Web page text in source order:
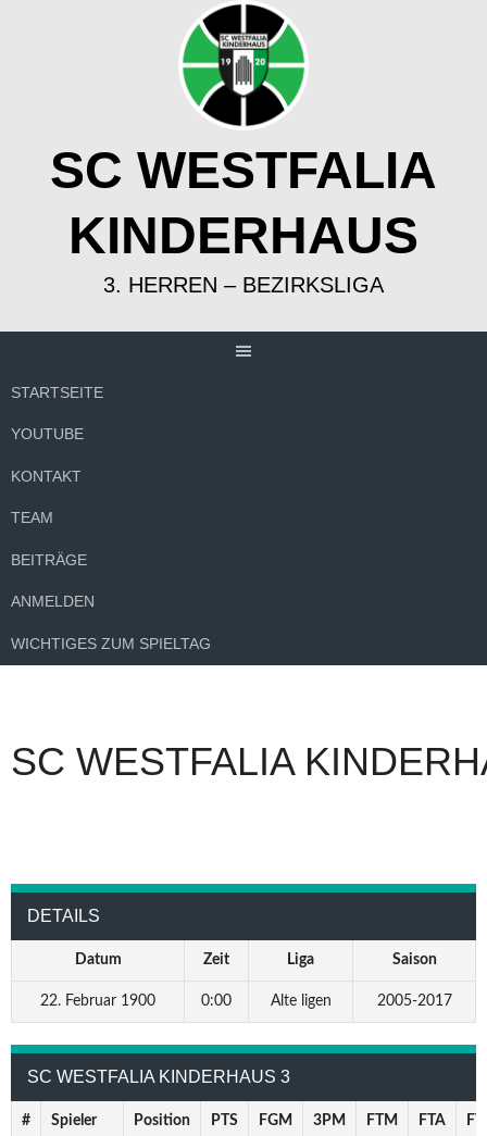
SC WESTFALIA
KINDERHAUS
3. HERREN – BEZIRKSLIGA
STARTSEITE
YOUTUBE
KONTAKT
TEAM
BEITRÄGE
ANMELDEN
WICHTIGES ZUM SPIELTAG
SC WESTFALIA
DETAILS
Datum Zeit Liga Saison
22. Februar 1900 0:00 Alte ligen 2005-2017
SC WESTFALIA KINDERHAUS 3
# Spieler Position PTS FGM 3PM FTM FTA